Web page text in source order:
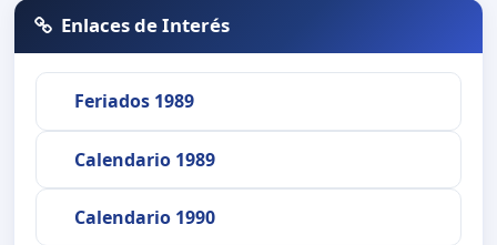
Enlaces de Interés
Feriados 1989
Calendario 1989
Calendario 1990